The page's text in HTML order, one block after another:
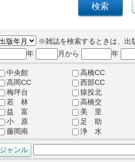
※雑誌を検索するときは、出
年
月から 年
中央館
高橋CC
高岡CC
西部CC
梅坪台
猿投北
若 林
高橋交
益 富
美 里
小 原
足 助
藤岡南
浄 水